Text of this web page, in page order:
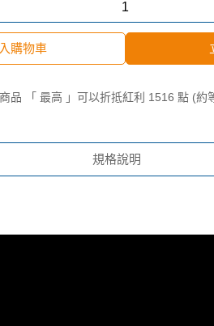
購物車
品 「 最高 」可以折抵紅利 1516 點 (約
規格說明